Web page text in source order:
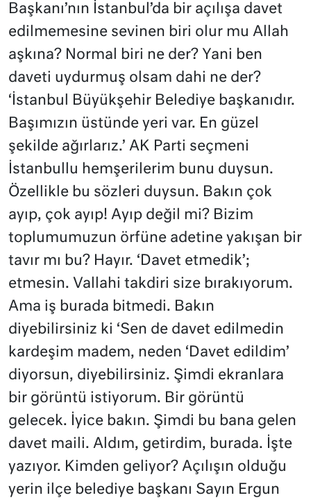
Başkanı’nın İstanbul’da bir açılışa davet
edilmemesine sevinen biri olur mu Allah
aşkına? Normal biri ne der? Yani ben
daveti uydurmuş olsam dahi ne der?
‘İstanbul Büyükşehir Belediye başkanıdır.
Başımızın üstünde yeri var. En güzel
şekilde ağırlarız.’ AK Parti seçmeni
İstanbullu hemşerilerim bunu duysun.
Özellikle bu sözleri duysun. Bakın çok
ayıp, çok ayıp! Ayıp değil mi? Bizim
toplumumuzun örfüne adetine yakışan bir
tavır mı bu? Hayır. ‘Davet etmedik’;
etmesin. Vallahi takdiri size bırakıyorum.
Ama iş burada bitmedi. Bakın
diyebilirsiniz ki ‘Sen de davet edilmedin
kardeşim madem, neden ‘Davet edildim’
diyorsun, diyebilirsiniz. Şimdi ekranlara
bir görüntü istiyorum. Bir görüntü
gelecek. İyice bakın. Şimdi bu bana gelen
davet maili. Aldım, getirdim, burada. İşte
yazıyor. Kimden geliyor? Açılışın olduğu
yerin ilçe belediye başkanı Sayın Ergun